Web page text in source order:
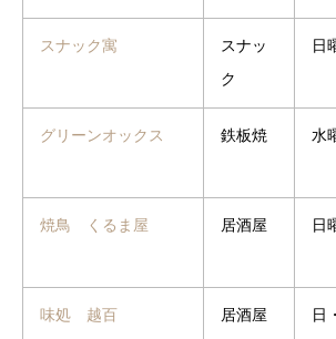
スナック寓
スナッ
ク
日
グリーンオックス 鉄板焼 水
焼鳥 くるま屋 居酒屋 日
味処 越百 居酒屋 日